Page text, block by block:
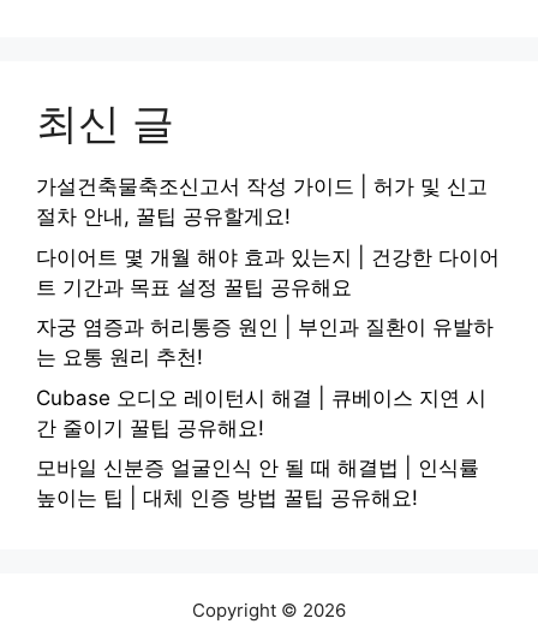
최신 글
가설건축물축조신고서 작성 가이드 | 허가 및 신고
절차 안내, 꿀팁 공유할게요!
다이어트 몇 개월 해야 효과 있는지 | 건강한 다이어
트 기간과 목표 설정 꿀팁 공유해요
자궁 염증과 허리통증 원인 | 부인과 질환이 유발하
는 요통 원리 추천!
Cubase 오디오 레이턴시 해결 | 큐베이스 지연 시
간 줄이기 꿀팁 공유해요!
모바일 신분증 얼굴인식 안 될 때 해결법 | 인식률
높이는 팁 | 대체 인증 방법 꿀팁 공유해요!
Copyright © 2026